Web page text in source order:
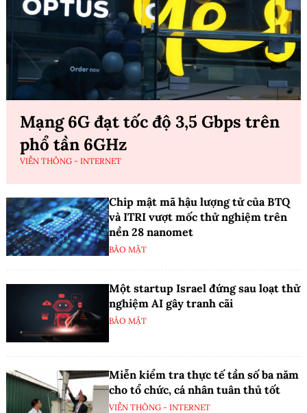
Mạng 6G đạt tốc độ 3,5 Gbps trên
phổ tần 6GHz
VIỄN THÔNG - INTERNET
Chip mật mã hậu lượng tử của BTQ
và ITRI vượt mốc thử nghiệm trên
nền 28 nanomet
BẢO MẬT
Một startup Israel đứng sau loạt thử
nghiệm AI gây tranh cãi
BẢO MẬT
Miễn kiểm tra thực tế tần số ba năm
cho tổ chức, cá nhân tuân thủ tốt
VIỄN THÔNG - INTERNET